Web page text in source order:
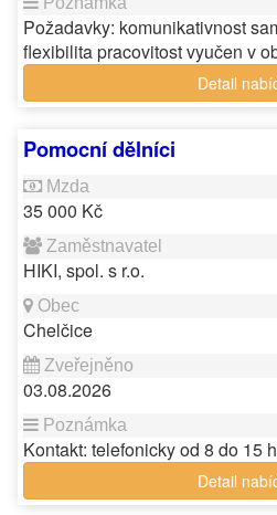
Požadavky: komunikativnost
flexibilita pracovitost vyučen v
Detail
Pomocní dělníci
35 000 Kč
HIKI, spol. s r.o.
Chelčice
03.08.2026
Kontakt: telefonicky od 8 do 15
Detail